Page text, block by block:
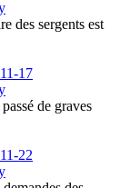
des sergents est
17
de graves
22